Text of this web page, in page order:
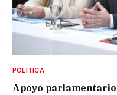
POLÍTICA
Apoyo